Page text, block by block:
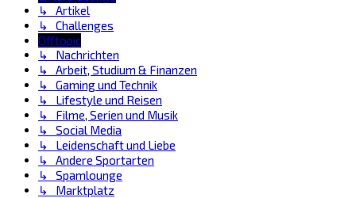
↳ Artikel
↳ Challenges
Offtopic
↳ Nachrichten
↳ Arbeit, Studium & Finanzen
↳ Gaming und Technik
↳ Lifestyle und Reisen
↳ Filme, Serien und Musik
↳ Social Media
↳ Leidenschaft und Liebe
↳ Andere Sportarten
↳ Spamlounge
↳ Marktplatz